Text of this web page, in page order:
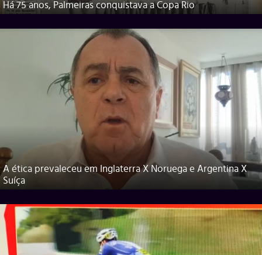
Há 75 anos, Palmeiras conquistava a Copa Rio
A ética prevaleceu em Inglaterra X Noruega e Argentina X
Suíça